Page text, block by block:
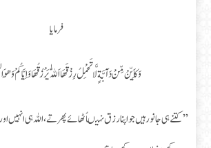
فرمایا
وَ كَاَيِّنْ مِّنْ دَآبَّةٍ لَّا تَحْمِلُ رِزْقَهَا اَللّٰهُ يَرْزُقُهَا وَ اِيَّاكُمْ وَ هُوَ
’’کتنے ہی جانور ہیں جو اپنا رزق نہیںاُٹھائے پھرتے، اللہ ہی انہیں